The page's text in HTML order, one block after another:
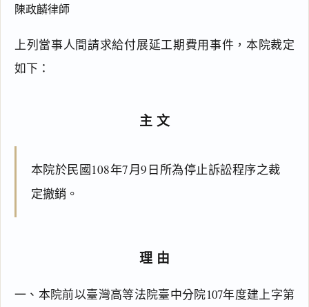
陳政麟律師
上列當事人間請求給付展延工期費用事件，本院裁定
如下：
主文
本院於民國108年7月9日所為停止訴訟程序之裁
定撤銷。
理由
一、本院前以臺灣高等法院臺中分院107年度建上字第
閱讀 研究